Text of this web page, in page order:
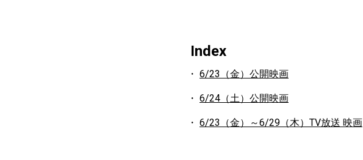
Index
6/23（金）公開映画
6/24（土）公開映画
6/23（金）～6/29（木）TV放送 映画